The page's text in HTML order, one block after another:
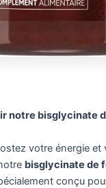
notre bisglycinate
votre énergie et
bisglycinate de
conçu